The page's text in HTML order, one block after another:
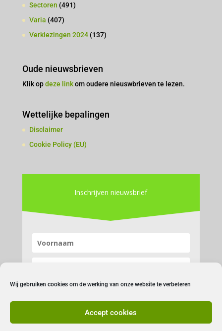
Wij gebruiken cookies om de werking van onze website te verbeteren
Accept cookies
Sectoren (491)
Varia (407)
Verkiezingen 2024(137)
Oude nieuwsbrieven
Klik opdeze linkom oudere nieuswbrieven te lezen.
Wettelijke bepalingen
Disclaimer
Cookie Policy (EU)
Inschrijven nieuwsbrief
Inschrijven